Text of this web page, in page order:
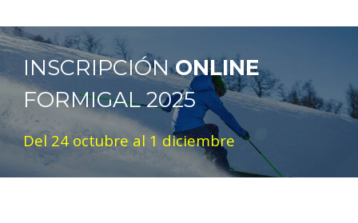
INSCRIPCIÓNONLINE
FORMIGAL2025
Del 24 octubre al 1 diciembre